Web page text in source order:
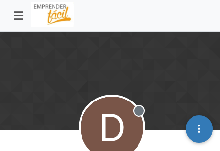
D Desconectado